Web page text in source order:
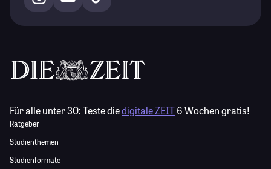
Für alle unter 30:Teste diedigitale ZEIT6 Wochen gratis!
Ratgeber
Studienthemen
Studienformate